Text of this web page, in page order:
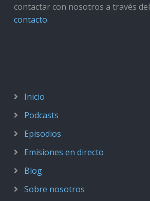
contactar con nosotros a través del
contacto.
Inicio
Podcasts
Episodios
Emisiones en directo
Blog
Sobre nosotros